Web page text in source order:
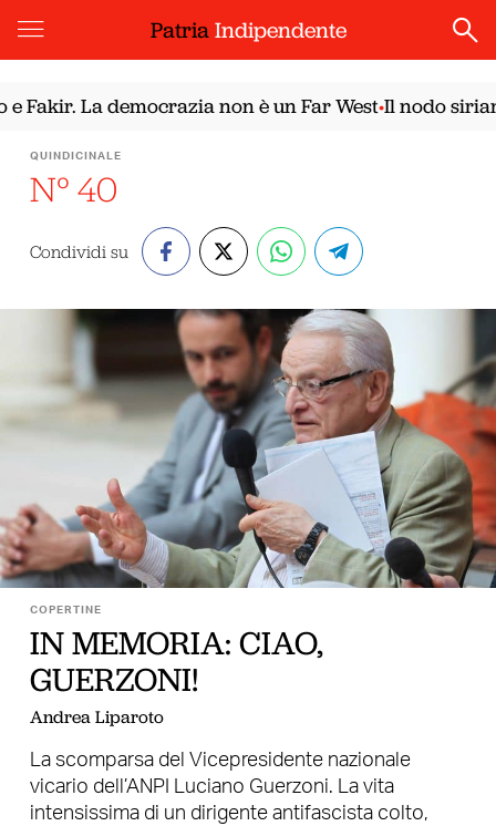
PatriaIndipendente
La democrazia non è un Far West•Il nodo siriano. Il
QUINDICINALE
N° 40
Condividi su
COPERTINE
IN MEMORIA: CIAO,
GUERZONI!
Andrea Liparoto
La scomparsa del Vicepresidente nazionale
vicario dell’ANPI Luciano Guerzoni. La vita
intensissima di un dirigente antifascista colto,